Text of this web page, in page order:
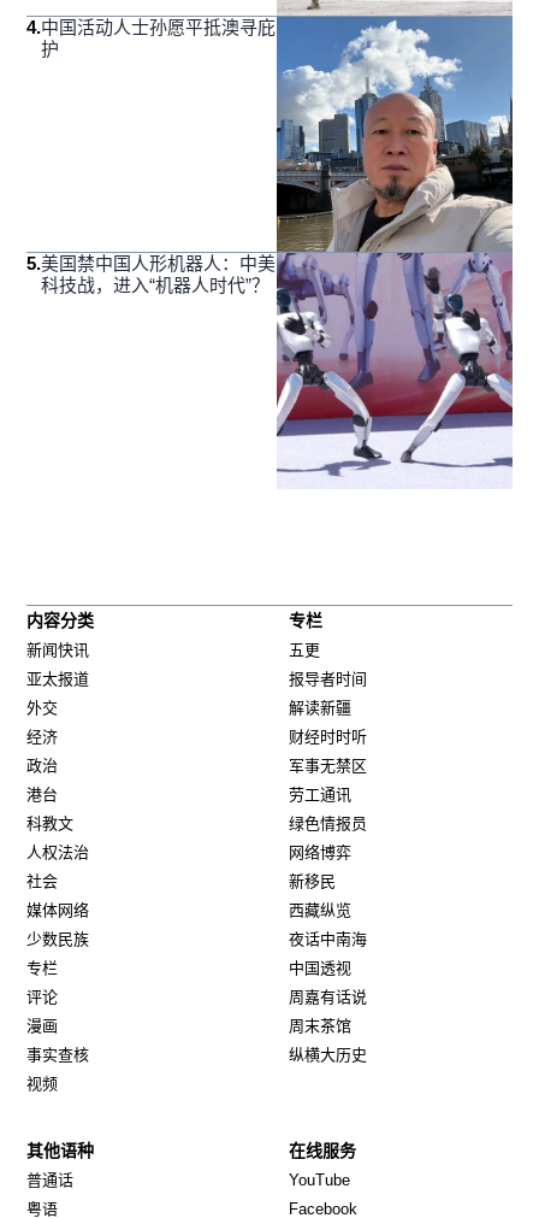
4.中国活动人士孙愿平抵澳寻庇
护
5.美国禁中国人形机器人：中美
科技战，进入“机器人时代”？
内容分类
新闻快讯
亚太报道
外交
经济
政治
港台
科教文
人权法治
社会
媒体网络
少数民族
专栏
评论
漫画
事实查核
视频
专栏
五更
报导者时间
解读新疆
财经时时听
军事无禁区
劳工通讯
绿色情报员
网络博弈
新移民
西藏纵览
夜话中南海
中国透视
周嘉有话说
周末茶馆
纵横大历史
其他语种
普通话
粤语
在线服务
YouTube
Facebook